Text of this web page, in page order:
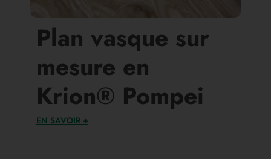
Plan vasque sur
mesure en
Krion® Pompei
EN SAVOIR +